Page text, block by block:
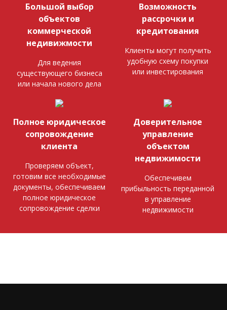
Большой выбор
объектов
коммерческой
недивижмости
Для ведения
существующего бизнеса
или начала нового дела
Возможность
рассрочки и
кредитования
Клиенты могут получить
удобную схему покупки
или инвестирования
Полное юридическое
сопровождение
клиента
Проверяем объект,
готовим все необходимые
документы, обеспечиваем
полное юридическое
сопровождение сделки
Доверительное
управление
объектом
недвижимости
Обеспечивем
прибыльность переданной
в управление
недвижимости